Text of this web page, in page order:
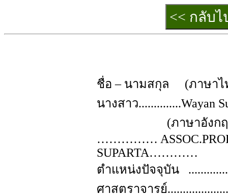
ชื่อ – นามสกุล (ภาษาไ
นางสาว..............Wayan
(ภาษาอังกฤษ)
……………
SUPARTA…………
ตำแหน่งปัจจุบัน
ศาสตราจารย์